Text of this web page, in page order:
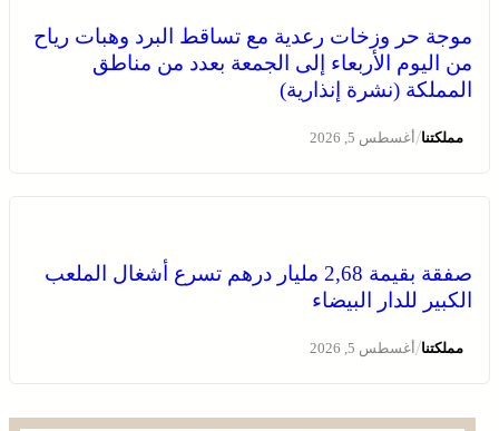
موجة حر وزخات رعدية مع تساقط البرد وهبات رياح
من اليوم الأربعاء إلى الجمعة بعدد من مناطق
المملكة (نشرة إنذارية)
مملكتنا/أغسطس 5, 2026
صفقة بقيمة 2,68 مليار درهم تسرع أشغال الملعب
الكبير للدار البيضاء
مملكتنا/أغسطس 5, 2026